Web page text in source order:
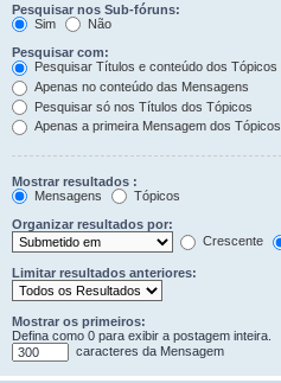
Pesquisar nos Sub-fóruns:
Sim
Não
Pesquisar com:
Pesquisar Títulos e conteúdo dos Tópicos
Apenas no conteúdo das Mensagens
Pesquisar só nos Títulos dos Tópicos
Apenas a primeira Mensagem dos Tópicos
Mostrar resultados :
Mensagens
Tópicos
Organizar resultados por:
Crescente
Limitar resultados anteriores:
Mostrar os primeiros:
Defina como 0 para exibir a postagem inteira.
caracteres da Mensagem